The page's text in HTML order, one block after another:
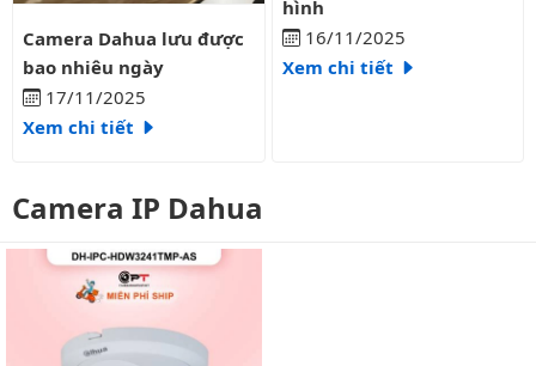
Camera Dahua lưu được bao nhiêu ngày
Camera Dahua lưu được
bao nhiêu ngày
17/11/2025
Xem chi tiết
hình
16/11/2025
Xem chi tiết
Camera IP Dahua